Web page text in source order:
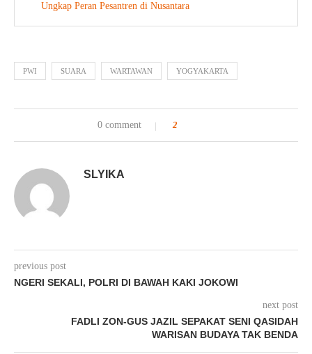
Ungkap Peran Pesantren di Nusantara
PWI SUARA WARTAWAN YOGYAKARTA
0 comment 2
SLYIKA
previous post
NGERI SEKALI, POLRI DI BAWAH KAKI JOKOWI
next post
FADLI ZON-GUS JAZIL SEPAKAT SENI QASIDAH
WARISAN BUDAYA TAK BENDA